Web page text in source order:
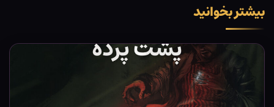
بیشتر بخوانید